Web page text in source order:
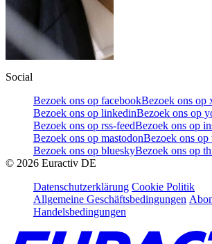
Social
Bezoek ons op facebookBezoek ons op
Bezoek ons op linkedinBezoek ons op
Bezoek ons op rss-feedBezoek ons op
Bezoek ons op mastodonBezoek ons op
Bezoek ons op blueskyBezoek ons op
© 2026 Euractiv DE
Datenschutzerklärung Cookie Politik
Allgemeine Geschäftsbedingungen
Handelsbedingungen